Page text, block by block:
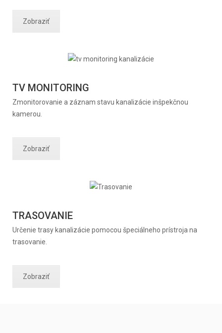
Zobraziť
TV MONITORING
Zmonitorovanie a záznam stavu kanalizácie inšpekčnou
kamerou.
Zobraziť
TRASOVANIE
Určenie trasy kanalizácie pomocou špeciálneho prístroja na
trasovanie.
Zobraziť